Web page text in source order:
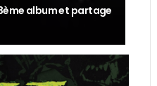
album et partage